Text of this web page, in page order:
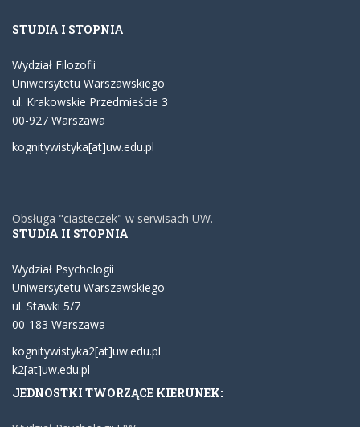
STUDIA I STOPNIA
Wydział Filozofii
Uniwersytetu Warszawskiego
ul. Krakowskie Przedmieście 3
00-927 Warszawa
kognitywistyka[at]uw.edu.pl
Obsługa "ciasteczek" w serwisach UW.
STUDIA II STOPNIA
Wydział Psychologii
Uniwersytetu Warszawskiego
ul. Stawki 5/7
00-183 Warszawa
kognitywistyka2[at]uw.edu.pl
k2[at]uw.edu.pl
JEDNOSTKI TWORZĄCE KIERUNEK: